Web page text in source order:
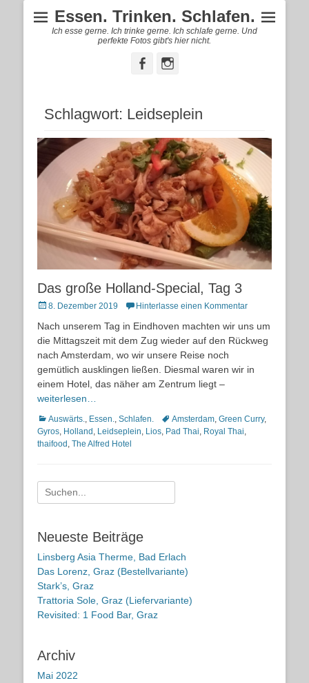
Essen. Trinken. Schlafen.
Ich esse gerne. Ich trinke gerne. Ich schlafe gerne. Und
perfekte Fotos gibt's hier nicht.
FacebookInstagram
Schlagwort: Leidseplein
Das große Holland-Special, Tag 3
Posted
8. Dezember 2019 Hinterlasse einen Kommentar
Nach unserem Tag in Eindhoven machten wir uns um
die Mittagszeit mit dem Zug wieder auf den Rückweg
nach Amsterdam, wo wir unsere Reise noch
gemütlich ausklingen ließen. Diesmal waren wir in
einem Hotel, das näher am Zentrum liegt –
weiterlesen…
Kategorien
Auswärts., Essen., Schlafen. Schlagworte
Amsterdam, Green Curry,
Gyros, Holland , Leidseplein, Lios, Pad Thai, Royal Thai,
thaifood , The Alfred Hotel
Suche
nach:
Neueste Beiträge
Linsberg Asia Therme, Bad Erlach
Das Lorenz, Graz (Bestellvariante)
Stark’s, Graz
Trattoria Sole, Graz (Liefervariante)
Revisited: 1 Food Bar, Graz
Archiv
Mai 2022